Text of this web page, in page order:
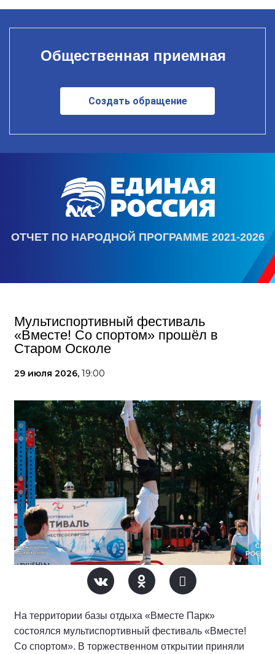
Общественная приемная
Создать обращение
ОТЧЕТ ПО НАРОДНОЙ ПРОГРАММЕ 2021-2026
Мультиспортивный фестиваль
«Вместе! Со спортом» прошёл в
Старом Осколе
29 июля 2026, 19:00
На территории базы отдыха «Вместе Парк»
состоялся мультиспортивный фестиваль «Вместе!
Со спортом». В торжественном открытии приняли